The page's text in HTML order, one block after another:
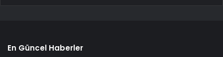
En Güncel Haberler